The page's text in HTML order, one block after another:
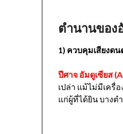
ตำนานของ
1) ควบคุมเสียงด
ปีศาจ อัมดูเซียส
เปล่า แม้ไม่มีเครื่
แก่ผู้ที่ได้ยิน บางต